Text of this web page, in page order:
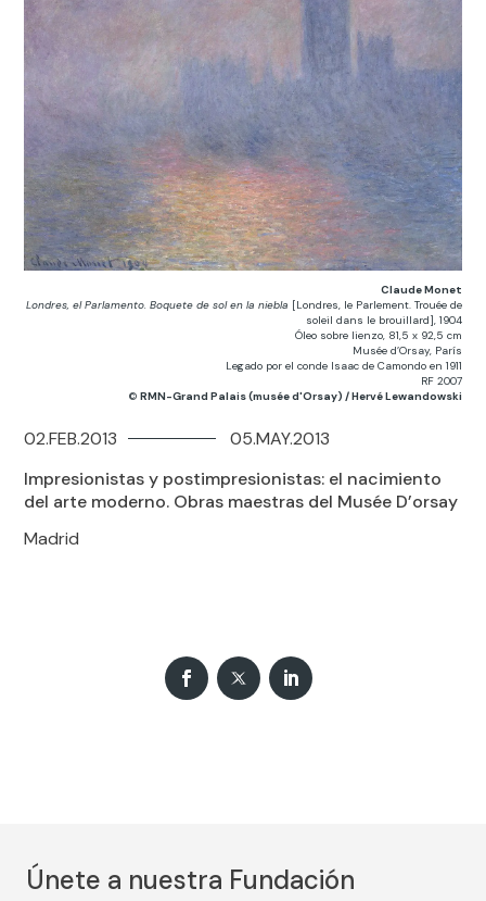
Claude Monet
Londres, el Parlamento. Boquete de sol en la niebla [Londres, le Parlement. Trouée de
soleil dans le brouillard], 1904
Óleo sobre lienzo, 81,5 x 92,5 cm
Musée d’Orsay, París
Legado por el conde Isaac de Camondo en 1911
RF 2007
© RMN-Grand Palais (musée d'Orsay) / Hervé Lewandowski
Impresionistas y postimpresionistas: el nacimiento
del arte moderno. Obras maestras del Musée D’orsay
Madrid
02.FEB.2013 05.MAY.2013
Únete a nuestra Fundación